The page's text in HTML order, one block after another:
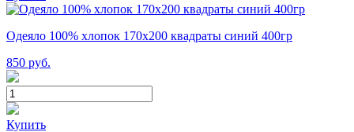
Одеяло 100% хлопок 170x200 квадраты синий 400гр
850 руб.
Купить